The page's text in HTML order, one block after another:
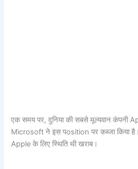
एक समय पर, दुनिया की सबसे मूल्यवान कंपनी
Microsoft ने इस पosition पर कब्जा किया
Apple के लिए स्थिति थी खराब।